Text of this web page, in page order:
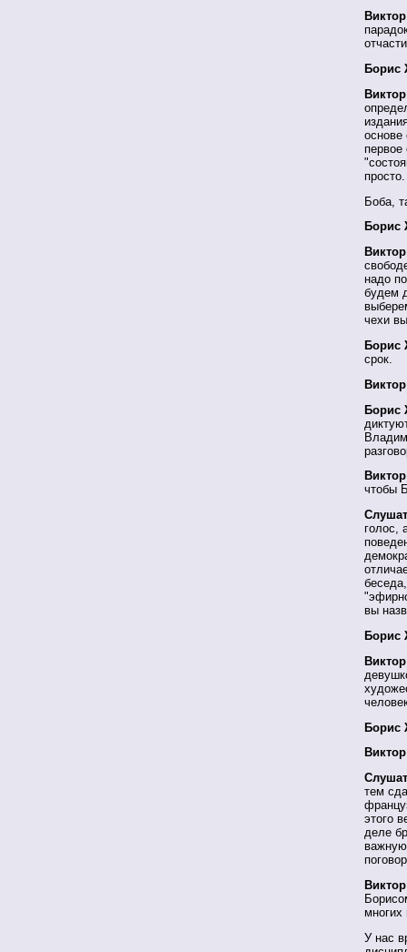
Борис
основе
первое
просто.
Боба,
Борис
надо
будем
чехи
Борис
срок.
Борис
чтобы
голос,
вы
Борис
Борис
тем
этого
деле
многих
У нас